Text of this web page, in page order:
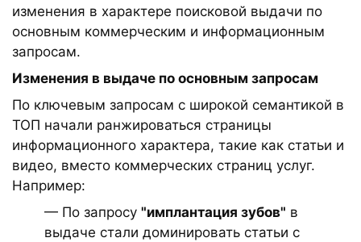
изменения в характере поисковой выдачи по
основным коммерческим и информационным
запросам.
Изменения в выдаче по основным запросам
По ключевым запросам с широкой семантикой в
ТОП начали ранжироваться страницы
информационного характера, такие как статьи и
видео, вместо коммерческих страниц услуг.
Например:
— По запросу "имплантация зубов" в
выдаче стали доминировать статьи с